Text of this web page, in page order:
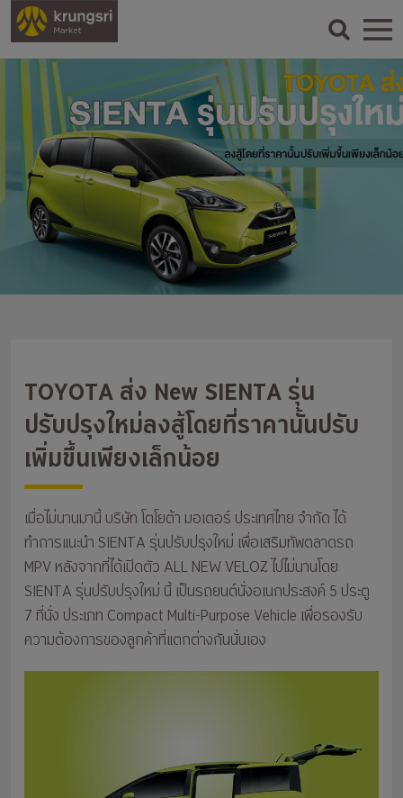
TOYOTA ส่ง New SIENTA รุ่น
ปรับปรุงใหม่ลงสู้โดยที่ราคานั้นปรับ
เพิ่มขึ้นเพียงเล็กน้อย
เมื่อไม่นานมานี้ บริษัท โตโยต้า มอเตอร์ ประเทศไทย จำกัด ได้
ทำการแนะนำ SIENTA รุ่นปรับปรุงใหม่ เพื่อเสริมทัพตลาดรถ
MPV หลังจากที่ได้เปิดตัว ALL NEW VELOZ ไปไม่นานโดย
SIENTA รุ่นปรับปรุงใหม่ นี้ เป็นรถยนต์นั่งอเนกประสงค์ 5 ประตู
7 ที่นั่ง ประเภท Compact Multi-Purpose Vehicle เพื่อรองรับ
ความต้องการของลูกค้าที่แตกต่างกันนั่นเอง